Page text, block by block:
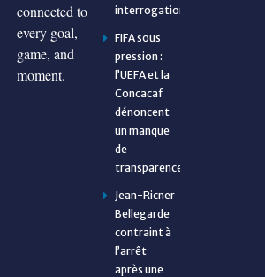
connected to
every goal,
game, and
moment.
interrogations
FIFA sous
pression :
l’UEFA et la
Concacaf
dénoncent
un manque
de
transparence
Jean-Ricner
Bellegarde
contraint à
l’arrêt
après une